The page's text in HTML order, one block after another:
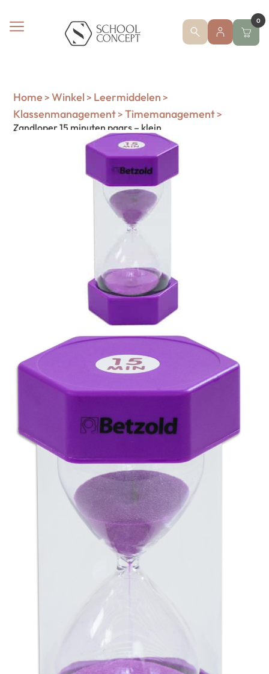
0
Home > Winkel > Leermiddelen >
Klassenmanagement> Timemanagement>
Zandloper 15 minuten paars – klein